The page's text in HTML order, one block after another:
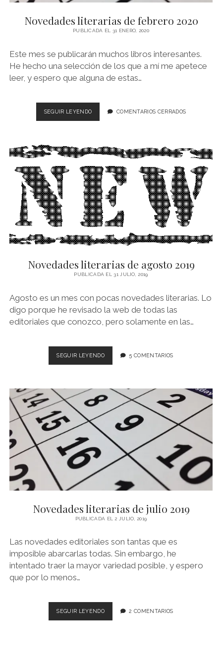
BOOKTAG
LITERATURA INFANTIL Y JUVENIL
NOVEDADES DEL MES
Novedades literarias de febrero 2020
PUBLICADA EL 31 ENERO, 2020
Este mes se publicarán muchos libros interesantes.
He hecho una selección de los que a mí me apetece
leer, y espero que alguna de estas…
SEGUIR LEYENDONOVEDADES
LITERARIAS
2020
COMENTARIOS CERRADOS
Novedades literarias de agosto 2019
PUBLICADA EL 31 JULIO, 2019
Agosto es un mes con pocas novedades literarias. Lo
digo porque he revisado la web de todas las
editoriales que conozco, pero solamente en las…
SEGUIR LEYENDONOVEDADES
LITERARIAS
2019
5 COMENTARIOS
Novedades literarias de julio 2019
PUBLICADA EL 2 JULIO, 2019
Las novedades editoriales son tantas que es
imposible abarcarlas todas. Sin embargo, he
intentado traer la mayor variedad posible, y espero
que por lo menos…
SEGUIR LEYENDONOVEDADES
LITERARIAS
2 COMENTARIOS